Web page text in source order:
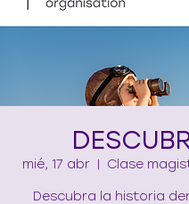
mié, 17 abr
  |
Clase
Descubra la historia